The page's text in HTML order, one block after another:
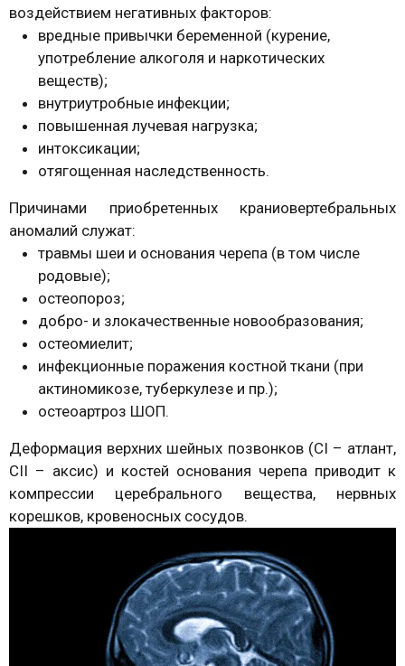
воздействием негативных факторов:
вредные привычки беременной (курение,
употребление алкоголя и наркотических
веществ);
внутриутробные инфекции;
повышенная лучевая нагрузка;
интоксикации;
отягощенная наследственность.
Причинами приобретенных краниовертебральных
аномалий служат:
травмы шеи и основания черепа (в том числе
родовые);
остеопороз;
добро- и злокачественные новообразования;
остеомиелит;
инфекционные поражения костной ткани (при
актиномикозе, туберкулезе и пр.);
остеоартроз ШОП.
Деформация верхних шейных позвонков (CI – атлант,
CII – аксис) и костей основания черепа приводит к
компрессии церебрального вещества, нервных
корешков, кровеносных сосудов.